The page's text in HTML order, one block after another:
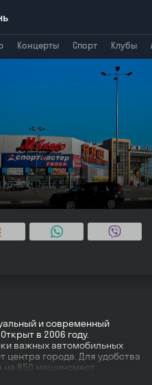
Концерты Спорт Клубы
Брянск
и современный
в 2006 году.
важных автомобильных
центра города. Для удобства
на 850 машиномест